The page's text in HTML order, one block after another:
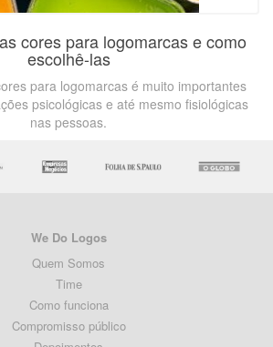
cores para logomarcas e como
escolhê-las
para logomarcas é muito importantes
psicológicas e até mesmo fisiológicas
nas pessoas.
We Do Logos
Quem Somos
Time
Como funciona
Compromisso público